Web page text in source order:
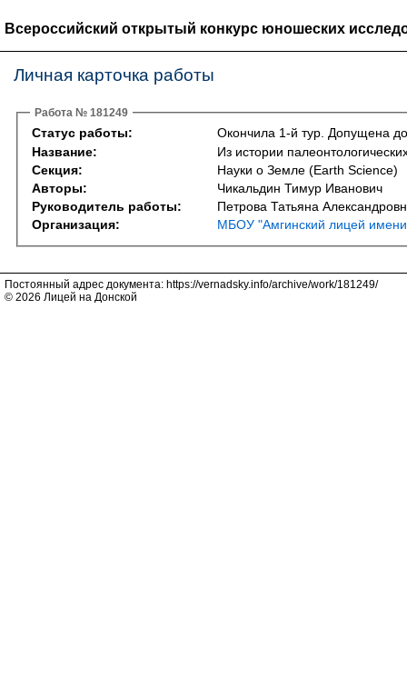
Всероссийский открытый конкурс юношеских
Личная карточка работы
Работа № 181249
Статус работы:
Окончила 1-й тур. Допущена
Название:
Из истории
Секция:
Науки о Земле (Earth Science)
Авторы:
Чикальдин Тимур Иванович
Руководитель работы:
Петрова Татьяна
Организация:
МБОУ "Амгинский лицей
Постоянный адрес документа: https://vernadsky.info/archive/work/181249/
© 2026 Лицей на Донской